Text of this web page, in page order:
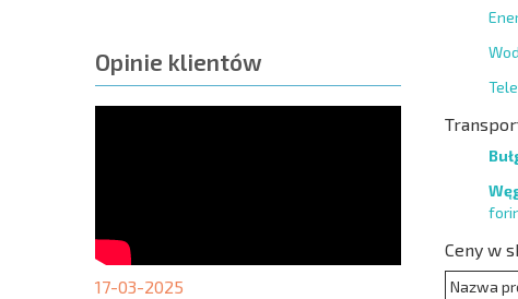
Opinie klientów
17-03-2025
Ceny w
Nazwa